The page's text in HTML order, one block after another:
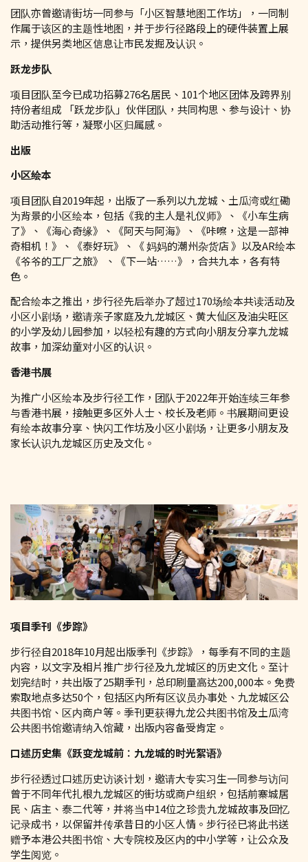
团队亦曾邀请街坊一同参与「小区智慧地图工作坊」，一同制
作属于该区的主题性地图，并于步行径路段上的硬件装置上展
示，提供另类地区信息让市民发掘及认识。
跃龙步队
项目团队至今已成功招募276名居民、101个地区团体及跨界别
持份者组成 「跃龙步队」伙伴团队，共同构思、参与设计、协
助活动推行等，凝聚小区归属感。
出版
小区绘本
项目团队自2019年起，出版了一系列以九龙城、土瓜湾或红磡
为背景的小区绘本，包括《我的主人是礼仪师》、《小车生病
了》、《海心奇缘》、《阿天与阿海》、《咔嚓，这是一部神
奇相机！》、《泰好玩》、《 妈妈的潮州杂货店 》以及AR绘本
《爷爷的工厂之旅》 、《下一站……》，合共九本，各有特
色。
配合绘本之推出，步行径先后举办了超过170场绘本共读活动及
小区小剧场，邀请亲子家庭及九龙城区、黄大仙区及油尖旺区
的小学及幼儿园参加，以轻松有趣的方式向小朋友分享九龙城
故事，加深幼童对小区的认识。
香港书展
为推广小区绘本及步行径工作，团队于2022年开始连续三年参
与香港书展，接触更多区外人士、校长及老师。书展期间更设
有绘本故事分享、快闪工作坊及小区小剧场，让更多小朋友及
家长认识九龙城区历史及文化。
项目季刊《步踪》
步行径自2018年10月起出版季刊《步踪》，每季有不同的主题
内容，以文字及相片推广步行径及九龙城区的历史文化。至计
划完结时，共出版了25期季刊，总印刷量高达200,000本。免费
索取地点多达50个，包括区内所有区议员办事处、九龙城区公
共图书馆、区内商户等。季刊更获得九龙公共图书馆及土瓜湾
公共图书馆邀请纳入馆藏，出版内容备受肯定。
口述历史集《跃变龙城前︰九龙城的时光絮语》
步行径透过口述历史访谈计划，邀请大专实习生一同参与访问
曾于不同年代扎根九龙城区的街坊或商户组织，包括前寨城居
民、店主、泰二代等，并将当中14位之珍贵九龙城故事及回忆
记录成书，以保留并传承昔日的小区人情。步行径已将此书送
赠予本港公共图书馆、大专院校及区内的中小学等，让公众及
学生阅览。